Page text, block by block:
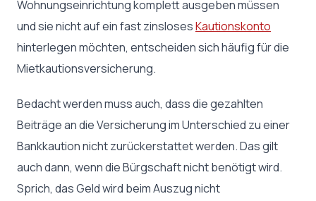
Wohnungseinrichtung komplett ausgeben müssen
und sie nicht auf ein fast zinslosesKautionskonto
hinterlegen möchten, entscheiden sich häufig für die
Mietkautionsversicherung.
Bedacht werden muss auch, dass die gezahlten
Beiträge an die Versicherung im Unterschied zu einer
Bankkaution nicht zurückerstattet werden. Das gilt
auch dann, wenn die Bürgschaft nicht benötigt wird.
Sprich, das Geld wird beim Auszug nicht